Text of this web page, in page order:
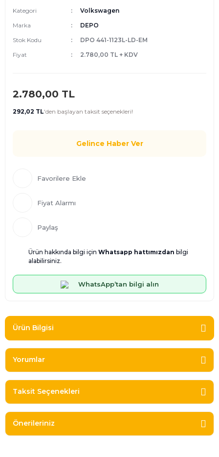
Kategori
Volkswagen
Marka
DEPO
Stok Kodu
DPO 441-1123L-LD-EM
Fiyat
2.780,00 TL + KDV
2.780,00 TL
292,02 TL'den başlayan taksit seçenekleri!
Gelince Haber Ver
Fiyat Alarmı
Paylaş
Ürün hakkında bilgi için Whatsapp hattımızdan bilgi
alabilirsiniz.
WhatsApp’tan bilgi alın
Ürün Bilgisi
Yorumlar
Taksit Seçenekleri
Önerileriniz